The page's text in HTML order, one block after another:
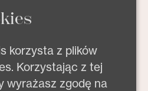
korzysta z plików
Korzystając z tej
wyrażasz zgodę na